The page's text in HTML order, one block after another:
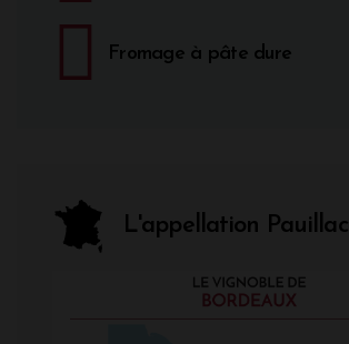
Fromage à pâte dure
L'appellation Pauillac